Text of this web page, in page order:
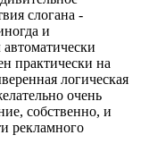
слогана -
и
практически на
логическая
очень
собственно, и
рекламного